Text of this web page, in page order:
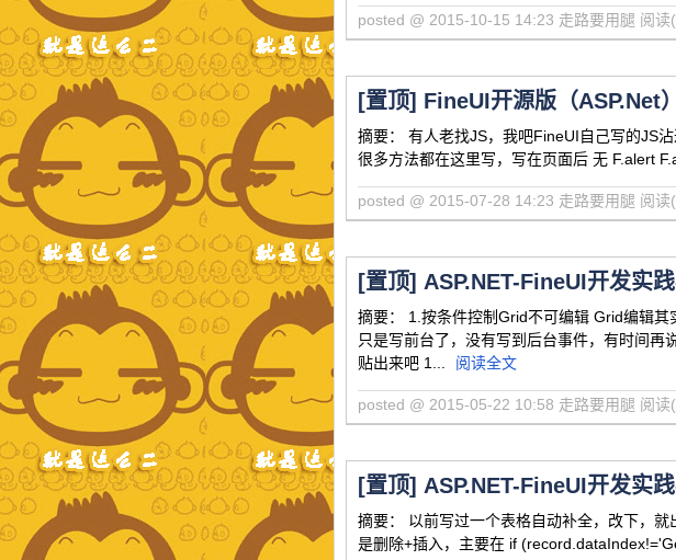
posted @ 2015-10-15 14:23 走路要用腿 阅读
[置顶] FineUI开源版（ASP.Net
摘要： 有人老找JS，我吧FineUI自己写的JS
很多方法都在这里写，写在页面后 无 F.alert
posted @ 2015-07-28 14:23 走路要用腿 阅读
[置顶] ASP.NET-FineUI开发实
摘要： 1.按条件控制Grid不可编辑 Grid编辑
只是写前台了，没有写到后台事件，有时间
贴出来吧 1...
阅读全文
posted @ 2015-05-22 10:58 走路要用腿 阅读
[置顶] ASP.NET-FineUI开发实
摘要： 以前写过一个表格自动补全，改下，
是删除+插入，主要在 if